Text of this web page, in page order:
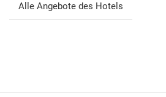
Alle Angebote des Hotels